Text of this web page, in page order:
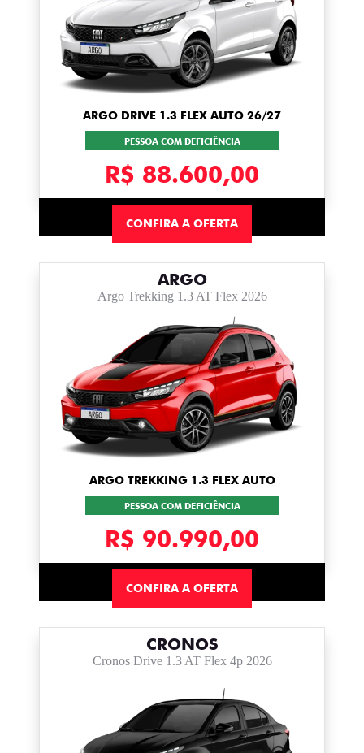
ARGO DRIVE 1.3 FLEX AUTO 26/27
PESSOA COM DEFICIÊNCIA
R$ 88.600,00
CONFIRA A OFERTA
ARGO
Argo Trekking 1.3 AT Flex 2026
ARGO TREKKING 1.3 FLEX AUTO
PESSOA COM DEFICIÊNCIA
R$ 90.990,00
CONFIRA A OFERTA
CRONOS
Cronos Drive 1.3 AT Flex 4p 2026